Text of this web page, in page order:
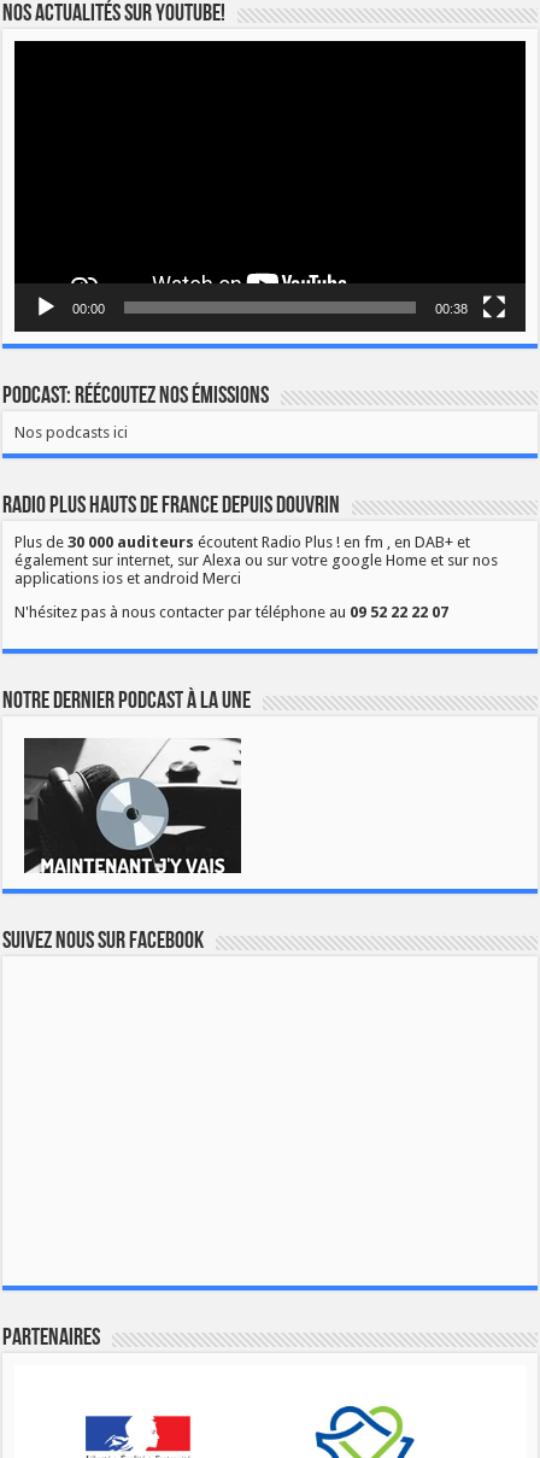
Nos actualités sur YOUTUBE!
00:00 00:38
Podcast: Réécoutez nos émissions
Nos podcasts ici
Radio Plus Hauts de France depuis Douvrin
Plus de30 000 auditeurs écoutent Radio Plus ! en fm , en DAB+ et
également sur internet, sur Alexa ou sur votre google Home et sur nos
applications ios et android Merci
N'hésitez pas à nous contacter par téléphone au 09 52 22 22 07
Notre dernier podcast à la une
Suivez nous sur Facebook
Partenaires